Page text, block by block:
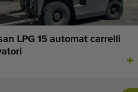
LPG 15 automat carrelli